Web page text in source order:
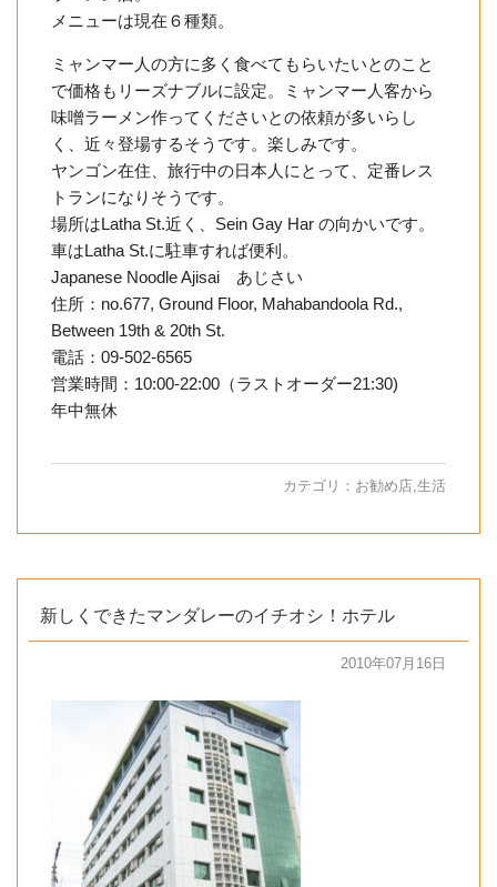
メニューは現在６種類。
ミャンマー人の方に多く食べてもらいたいとのこと
で価格もリーズナブルに設定。ミャンマー人客から
味噌ラーメン作ってくださいとの依頼が多いらし
く、近々登場するそうです。楽しみです。
ヤンゴン在住、旅行中の日本人にとって、定番レス
トランになりそうです。
場所はLatha St.近く、Sein Gay Har の向かいです。
車はLatha St.に駐車すれば便利。
Japanese Noodle Ajisai あじさい
住所：no.677, Ground Floor, Mahabandoola Rd.,
Between 19th & 20th St.
電話：09-502-6565
営業時間：10:00-22:00（ラストオーダー21:30)
年中無休
カテゴリ： お勧め店 生活
新しくできたマンダレーのイチオシ！ホテル
2010年07月16日